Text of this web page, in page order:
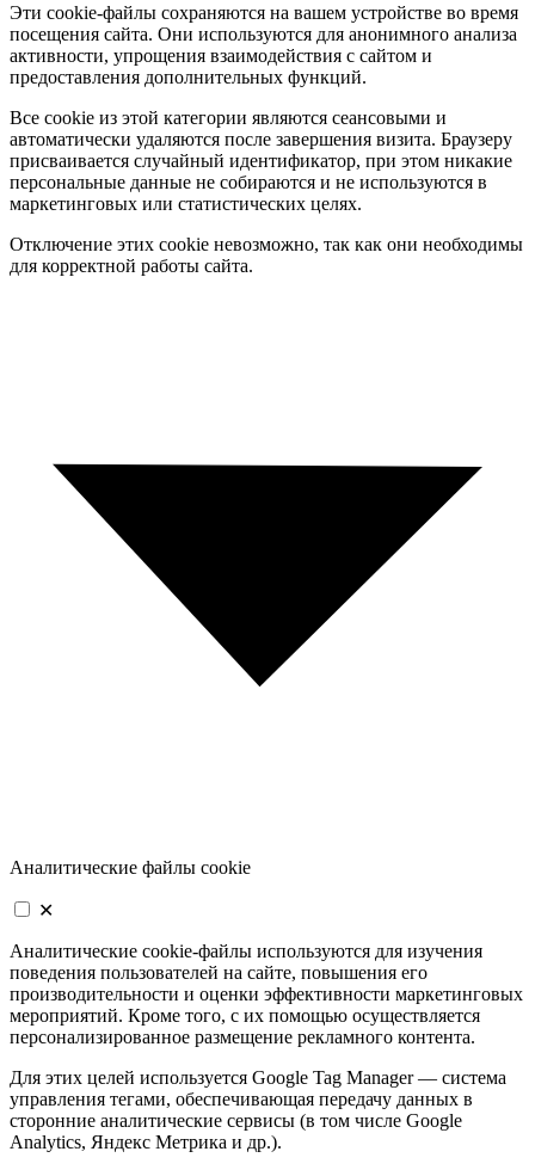
Эти cookie-файлы сохраняются на вашем устройстве во время
посещения сайта. Они используются для анонимного анализа
активности, упрощения взаимодействия с сайтом и
предоставления дополнительных функций.
Все cookie из этой категории являются сеансовыми и
автоматически удаляются после завершения визита. Браузеру
присваивается случайный идентификатор, при этом никакие
персональные данные не собираются и не используются в
маркетинговых или статистических целях.
Отключение этих cookie невозможно, так как они необходимы
для корректной работы сайта.
Аналитические файлы cookie
✕
Аналитические cookie-файлы используются для изучения
поведения пользователей на сайте, повышения его
производительности и оценки эффективности маркетинговых
мероприятий. Кроме того, с их помощью осуществляется
персонализированное размещение рекламного контента.
Для этих целей используется Google Tag Manager — система
управления тегами, обеспечивающая передачу данных в
сторонние аналитические сервисы (в том числе Google
Analytics, Яндекс Метрика и др.).